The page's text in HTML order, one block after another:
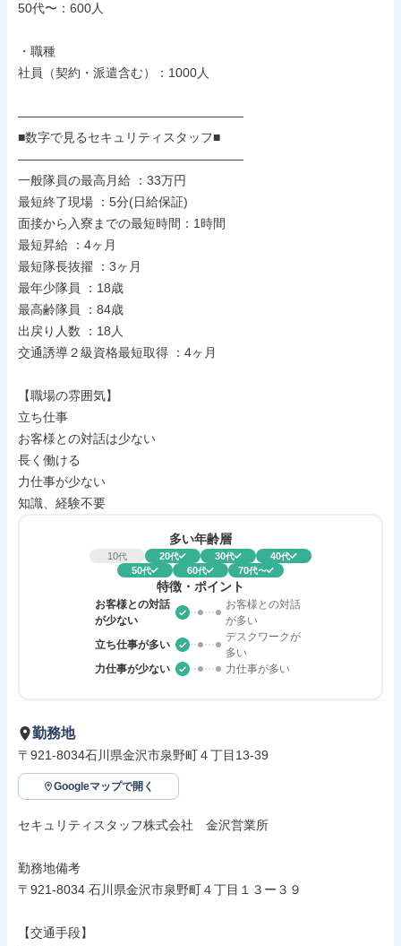
50代〜：600人
・職種
社員（契約・派遣含む）：1000人
――――――――――――――――――
■数字で見るセキュリティスタッフ■
――――――――――――――――――
一般隊員の最高月給 ：33万円
最短終了現場 ：5分(日給保証)
面接から入寮までの最短時間：1時間
最短昇給 ：4ヶ月
最短隊長抜擢 ：3ヶ月
最年少隊員 ：18歳
最高齢隊員 ：84歳
出戻り人数 ：18人
交通誘導２級資格最短取得 ：4ヶ月
【職場の雰囲気】
立ち仕事
お客様との対話は少ない
長く働ける
力仕事が少ない
知識、経験不要
多い年齢層
10代 20代 30代 40代
50代 60代 70代〜
特徴・ポイント
お客様との対話
が少ない
お客様との対話
が多い
立ち仕事が多い
デスクワークが
多い
力仕事が少ない
力仕事が多い
勤務地
〒921-8034石川県金沢市泉野町４丁目13-39
Googleマップで開く
セキュリティスタッフ株式会社　金沢営業所
勤務地備考
〒921-8034 石川県金沢市泉野町４丁目１３ー３９
【交通手段】